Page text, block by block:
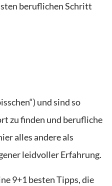
beruflichen Schritt
und sind so
zu finden und berufliche
alles andere als
leidvoller Erfahrung.
9+1 besten Tipps, die